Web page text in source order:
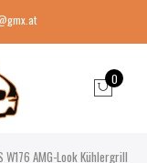
0
W176 AMG-Look Kühlergrill